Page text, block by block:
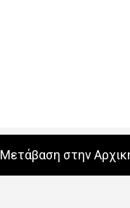
Μετάβαση στην